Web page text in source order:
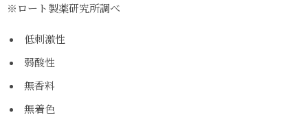
※ロート製薬研究所調べ
低刺激性
弱酸性
無香料
無着色